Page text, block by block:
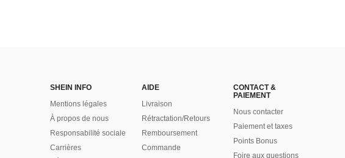
SHEIN INFO
Mentions légales
À propos de nous
Responsabilité sociale
Carrières
AIDE
Livraison
Rétractation/Retours
Remboursement
Commande
CONTACT &
PAIEMENT
Nous contacter
Paiement et taxes
Points Bonus
Foire aux questions